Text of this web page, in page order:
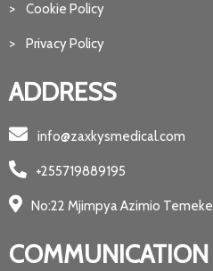
> Cookie Policy
> Privacy Policy
ADDRESS
info@zaxkysmedical.com
+255719889195
No:22 Mjimpya Azimio
COMMUNICATION